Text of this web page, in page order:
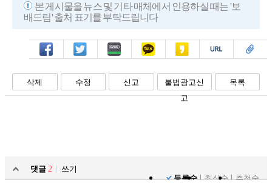
본 게시물을 뉴스 및 기타 매체에서 인용하실 때는 '보
배드림' 출처 표기를 부탁드립니다
페북 트윗 밴드 카톡 카스 복사 스크랩
삭제 수정 신고
불법광고신
고
목록
댓글 2
쓰기
등록순
최신순 추천순